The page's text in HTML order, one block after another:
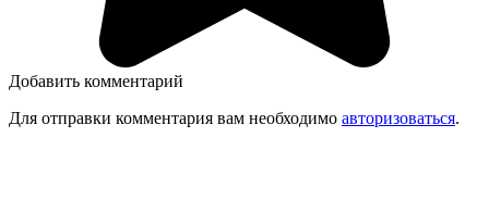
Добавить комментарий
Для отправки комментария вам необходимо авторизоваться.